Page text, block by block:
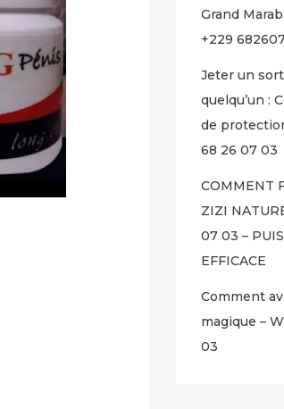
Grand
+229
Jeter un
quelqu’un :
de
68 26 07 03
COMMENT
ZIZI
07 03 –
EFFICACE
Comment
magique –
03